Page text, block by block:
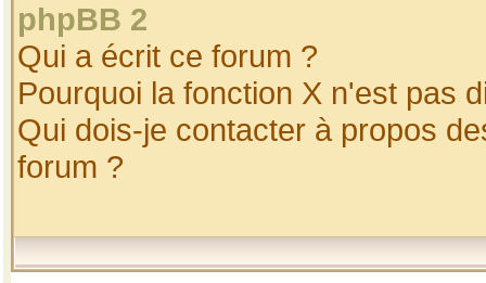
phpBB 2
Qui a écrit ce forum ?
Pourquoi la fonction X n'est pas
Qui dois-je contacter à propos
forum ?